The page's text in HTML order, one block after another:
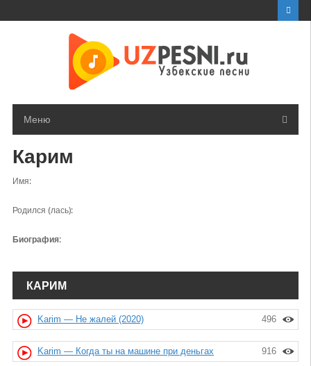
Меню
Карим
Имя:
Родился (лась):
Биография:
КАРИМ
496
Karim — Не жалей (2020)
916
Karim — Когда ты на машине при деньгах